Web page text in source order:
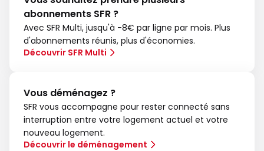
abonnements SFR ?
Avec SFR Multi, jusqu'à -8€ par ligne par mois. Plus
d'abonnements réunis, plus d'économies.
Découvrir SFR Multi
Vous déménagez ?
SFR vous accompagne pour rester connecté sans
interruption entre votre logement actuel et votre
nouveau logement.
Découvrir le déménagement